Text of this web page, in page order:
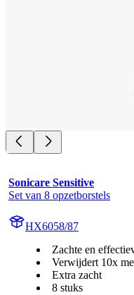
Sonicare Sensitive
Set van 8 opzetborstels
HX6058/87
Zachte en
Verwijdert 10x
Extra zacht
8 stuks